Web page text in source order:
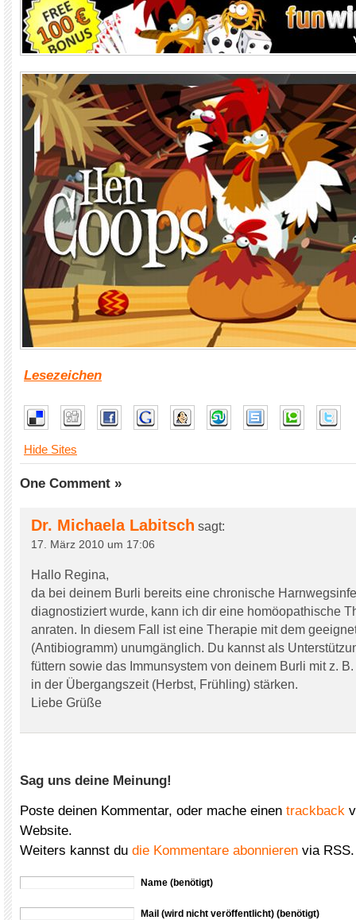
Lesezeichen
Hide Sites
One Comment »
Dr. Michaela Labitsch sagt:
17. März 2010 um 17:06
Hallo Regina,
da bei deinem Burli bereits eine chronische
diagnostiziert wurde, kann ich dir eine homöopathische
anraten. In diesem Fall ist eine Therapie mit dem
(Antibiogramm) unumgänglich. Du kannst als
füttern sowie das Immunsystem von deinem Burli mit z.
in der Übergangszeit (Herbst, Frühling) stärken.
Liebe Grüße
Sag uns deine Meinung!
Poste deinen Kommentar, oder mache einen trackback
Website.
Weiters kannst du die Kommentare abonnieren via RSS.
Name (benötigt)
Mail (wird nicht veröffentlicht) (benötigt)